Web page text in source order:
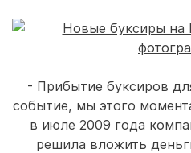
- Прибытие буксиров
событие, мы этого
в июле 2009 года
решила вложить